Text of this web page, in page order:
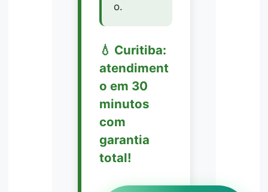
o.
💧 Curitiba:
atendiment
o em 30
minutos
com
garantia
total!